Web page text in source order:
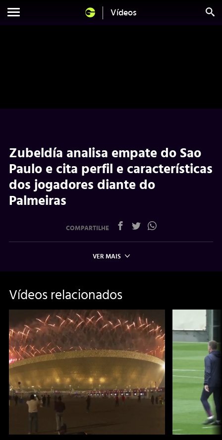
Vídeos
Zubeldía analisa empate do Sao
Paulo e cita perfil e características
dos jogadores diante do
Palmeiras
COMPARTILHE
VER MAIS
Vídeos relacionados